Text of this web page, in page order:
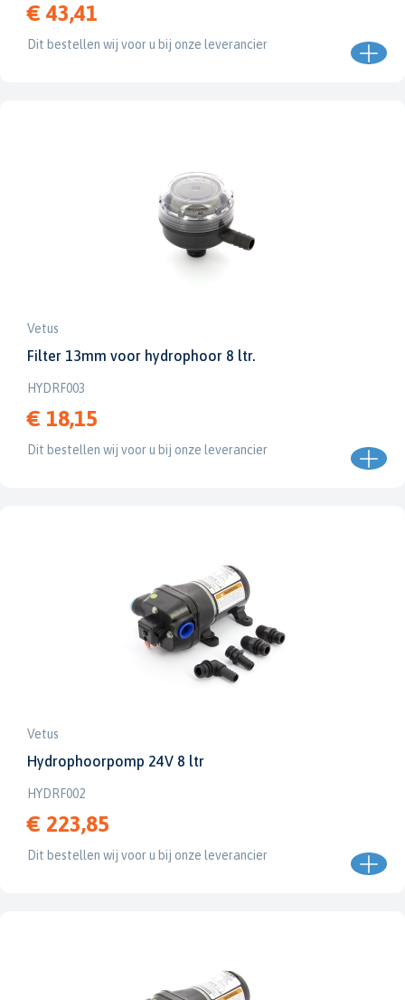
€ 43,41
Dit bestellen wij voor u bij onze leverancier
Vetus
Filter 13mm voor hydrophoor 8 ltr.
HYDRF003
€ 18,15
Dit bestellen wij voor u bij onze leverancier
Vetus
Hydrophoorpomp 24V 8 ltr
HYDRF002
€ 223,85
Dit bestellen wij voor u bij onze leverancier